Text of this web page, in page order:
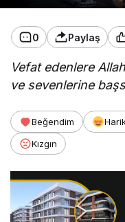
0 Paylaş
Vefat edenlere
ve sevenlerine
Beğendim
Kızgın